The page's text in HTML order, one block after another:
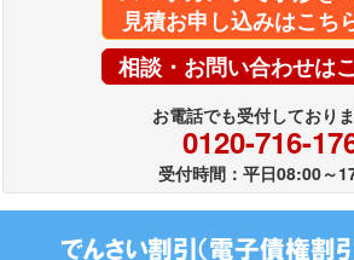
見積お申し込みはこち
相談・お問い合わせは
お電話でも受付しておりま
0120-716-
受付時間：平日08:00～